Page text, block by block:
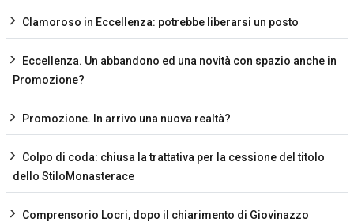
Clamoroso in Eccellenza: potrebbe liberarsi un posto
Eccellenza. Un abbandono ed una novità con spazio anche in
Promozione?
Promozione. In arrivo una nuova realtà?
Colpo di coda: chiusa la trattativa per la cessione del titolo
dello StiloMonasterace
Comprensorio Locri, dopo il chiarimento di Giovinazzo